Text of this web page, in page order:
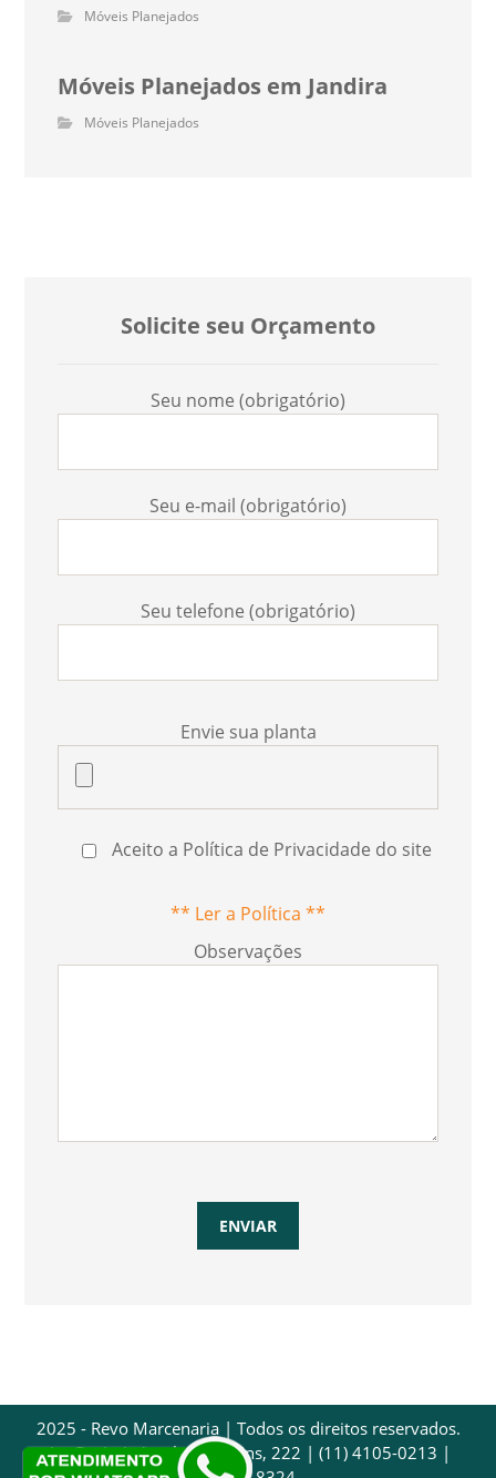
Móveis Planejados
Móveis Planejados em Jandira
Móveis Planejados
Solicite seu Orçamento
Seu nome (obrigatório)
Seu e-mail (obrigatório)
Seu telefone (obrigatório)
Envie sua planta
Aceito a Política de Privacidade do site
** Ler a Política **
Observações
2025 - Revo Marcenaria | Todos os direitos reservados.
Av. Dr. Luís Arrobas Martins, 222 | (11) 4105-0213 |